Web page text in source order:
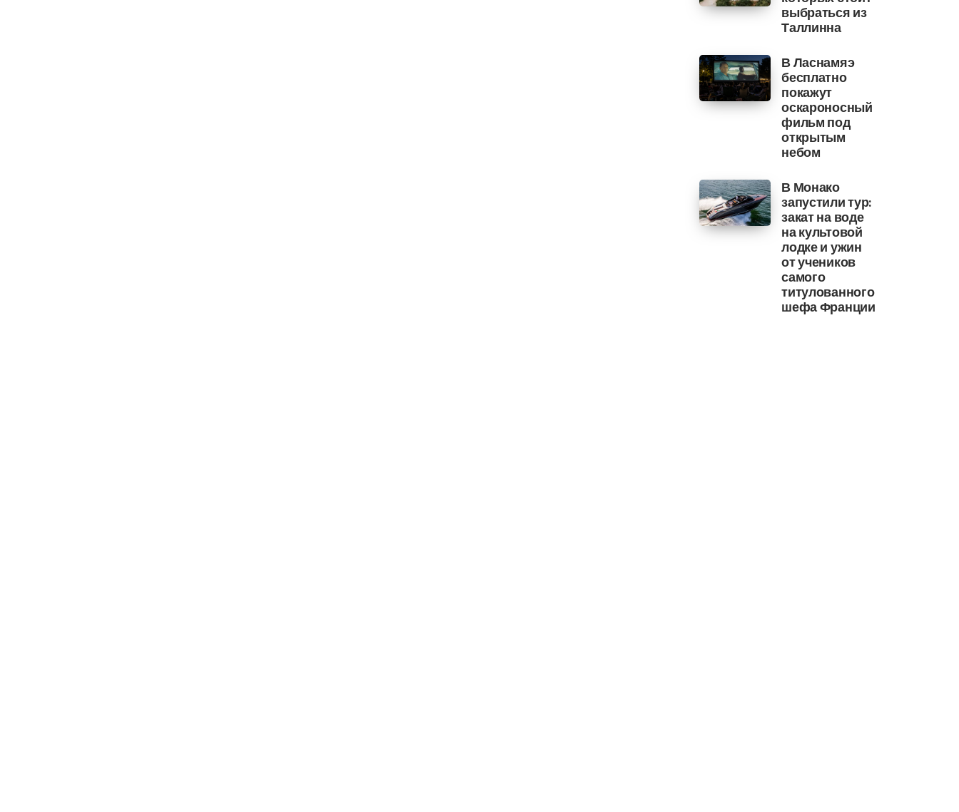
выбраться из
Таллинна
В Ласнамяэ
бесплатно
покажут
оскароносный
фильм под
открытым
небом
В Монако
запустили тур:
закат на воде
на культовой
лодке и ужин
от учеников
самого
титулованного
шефа Франции